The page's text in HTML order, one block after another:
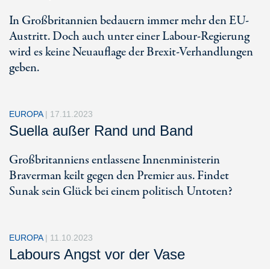
In Großbritannien bedauern immer mehr den EU-
Austritt. Doch auch unter einer Labour-Regierung
wird es keine Neuauflage der Brexit-Verhandlungen
geben.
EUROPA | 17.11.2023
Suella außer Rand und Band
Großbritanniens entlassene Innenministerin
Braverman keilt gegen den Premier aus. Findet
Sunak sein Glück bei einem politisch Untoten?
EUROPA | 11.10.2023
Labours Angst vor der Vase